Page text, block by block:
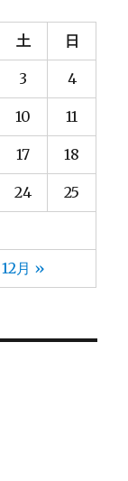
土 日
12月 »
3 4
10 11
17 18
24 25